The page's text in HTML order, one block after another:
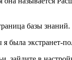
базы знаний.
экстранет-